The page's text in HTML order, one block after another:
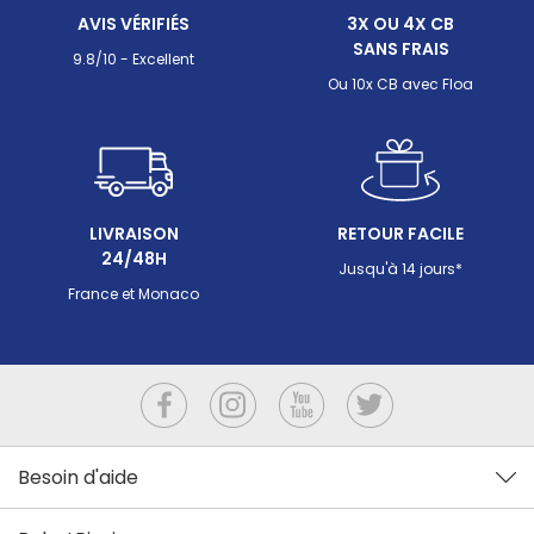
remettre votre robot sur les parois sans perdre de
c'est
AVIS VÉRIFIÉS
9.8/10 - Excellent
3X OU 4X CB
SANS FRAIS
Ou 10x CB avec Floa
LIVRAISON
24/48H
France et Monaco
RETOUR FACILE
Jusqu'à 14 jours*
Besoin d'aide